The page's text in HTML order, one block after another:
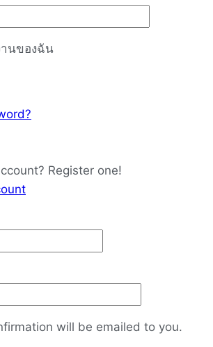
นของฉัน
Register one!
will be emailed to you.